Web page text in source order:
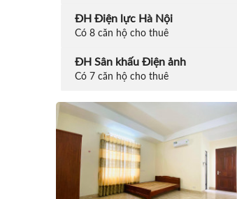
ĐH Điện lực Hà Nội
Có 8 căn hộ cho thuê
ĐH Sân khấu Điện ảnh
Có 7 căn hộ cho thuê